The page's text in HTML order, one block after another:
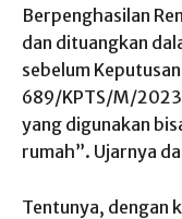
Berpenghasilan
dan dituangkan
sebelum
689/KPTS/M/2023
yang digunakan
rumah”. Ujarnya
Tentunya, dengan